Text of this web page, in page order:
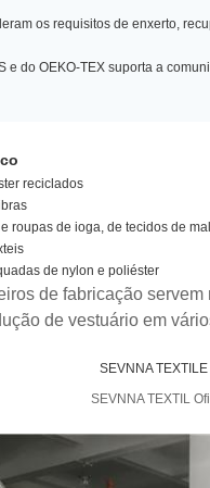
os requisitos de enxerto,
e do OEKO-TEX suporta a
reciclados
roupas de ioga, de tecidos de
de nylon e poliéster
de fabricação
de vestuário em
SEVNNA TEXTIL